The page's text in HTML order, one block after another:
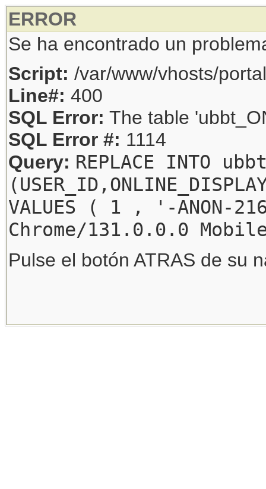
ERROR
Se ha encontrado un
Script: /var/www/vhosts/
Line#: 400
SQL Error: The table
SQL Error #: 1114
Query: REPLACE INTO
VALUES ( 1 , '-
Chrome/131.0.0.0
Pulse el botón ATRAS de su